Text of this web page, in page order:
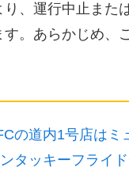
、運行中止また
。あらかじめ、
の道内1号店はミ
タッキーフライ